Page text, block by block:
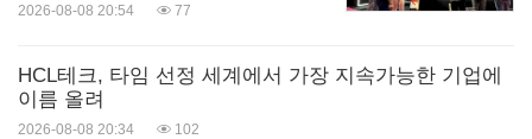
2026-08-08 20:54 77
HCL테크, 타임 선정 세계에서 가장 지속가능한 기업에
이름 올려
2026-08-08 20:34 102